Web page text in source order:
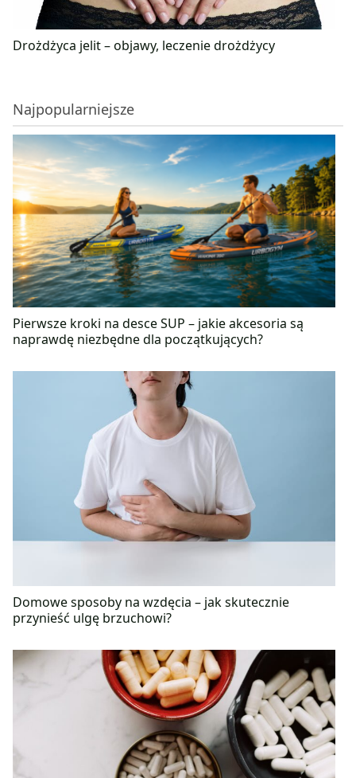
Drożdżyca jelit – objawy, leczenie drożdżycy
Najpopularniejsze
Pierwsze kroki na desce SUP – jakie akcesoria są
naprawdę niezbędne dla początkujących?
Domowe sposoby na wzdęcia – jak skutecznie
przynieść ulgę brzuchowi?